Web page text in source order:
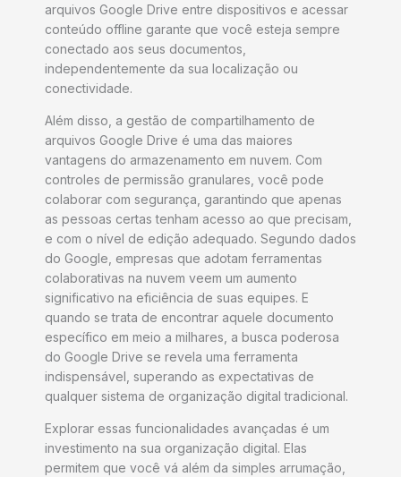
arquivos Google Drive entre dispositivos e acessar
conteúdo offline garante que você esteja sempre
conectado aos seus documentos,
independentemente da sua localização ou
conectividade.
Além disso, a gestão de compartilhamento de
arquivos Google Drive é uma das maiores
vantagens do armazenamento em nuvem. Com
controles de permissão granulares, você pode
colaborar com segurança, garantindo que apenas
as pessoas certas tenham acesso ao que precisam,
e com o nível de edição adequado. Segundo dados
do Google, empresas que adotam ferramentas
colaborativas na nuvem veem um aumento
significativo na eficiência de suas equipes. E
quando se trata de encontrar aquele documento
específico em meio a milhares, a busca poderosa
do Google Drive se revela uma ferramenta
indispensável, superando as expectativas de
qualquer sistema de organização digital tradicional.
Explorar essas funcionalidades avançadas é um
investimento na sua organização digital. Elas
permitem que você vá além da simples arrumação,